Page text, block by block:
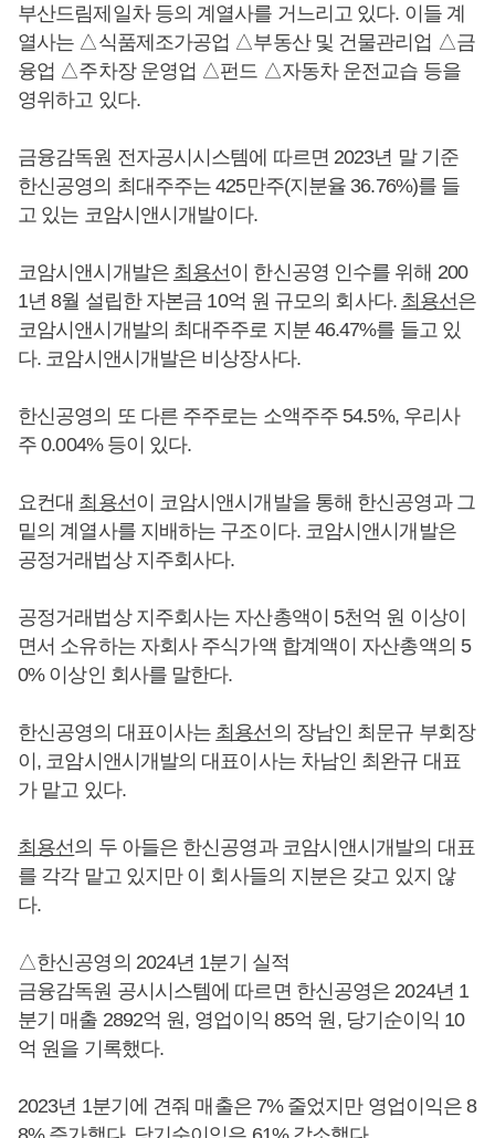
부산드림제일차 등의 계열사를 거느리고 있다. 이들 계
열사는 △식품제조가공업 △부동산 및 건물관리업 △금
융업 △주차장 운영업 △펀드 △자동차 운전교습 등을
영위하고 있다.
금융감독원 전자공시시스템에 따르면 2023년 말 기준
한신공영의 최대주주는 425만주(지분율 36.76%)를 들
고 있는 코암시앤시개발이다.
코암시앤시개발은 최용선이 한신공영 인수를 위해 200
1년 8월 설립한 자본금 10억 원 규모의 회사다. 최용선은
코암시앤시개발의 최대주주로 지분 46.47%를 들고 있
다. 코암시앤시개발은 비상장사다.
한신공영의 또 다른 주주로는 소액주주 54.5%, 우리사
주 0.004% 등이 있다.
요컨대 최용선이 코암시앤시개발을 통해 한신공영과 그
밑의 계열사를 지배하는 구조이다. 코암시앤시개발은
공정거래법상 지주회사다.
공정거래법상 지주회사는 자산총액이 5천억 원 이상이
면서 소유하는 자회사 주식가액 합계액이 자산총액의 5
0% 이상인 회사를 말한다.
한신공영의 대표이사는 최용선 의 장남인 최문규 부회장
이, 코암시앤시개발의 대표이사는 차남인 최완규 대표
가 맡고 있다.
최용선의 두 아들은 한신공영과 코암시앤시개발의 대표
를 각각 맡고 있지만 이 회사들의 지분은 갖고 있지 않
다.
△한신공영의 2024년 1분기 실적
금융감독원 공시시스템에 따르면 한신공영은 2024년 1
분기 매출 2892억 원, 영업이익 85억 원, 당기순이익 10
억 원을 기록했다.
2023년 1분기에 견줘 매출은 7% 줄었지만 영업이익은 8